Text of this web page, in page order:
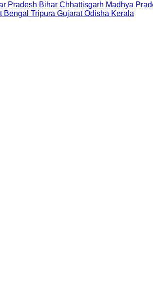
Pradesh Bihar Chhattisgarh Madhya
Bengal Tripura Gujarat Odisha Kerala